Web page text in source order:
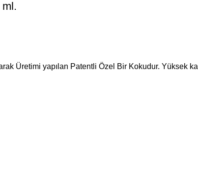
Üretimi yapılan Patentli Özel Bir Kokudur. Yüksek